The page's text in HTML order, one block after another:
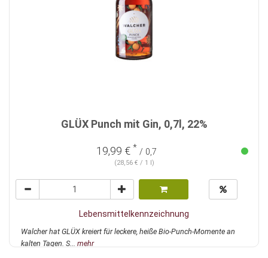
GLÜX Punch mit Gin, 0,7l, 22%
19,99 € * / 0,7
(28,56 € / 1 l)
Lebensmittelkennzeichnung
Walcher hat GLÜX kreiert für leckere, heiße Bio-Punch-Momente an
kalten Tagen. S... mehr